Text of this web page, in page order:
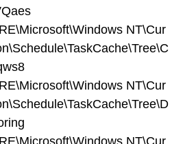
NT\Cur
NT\Cur
NT\Cur